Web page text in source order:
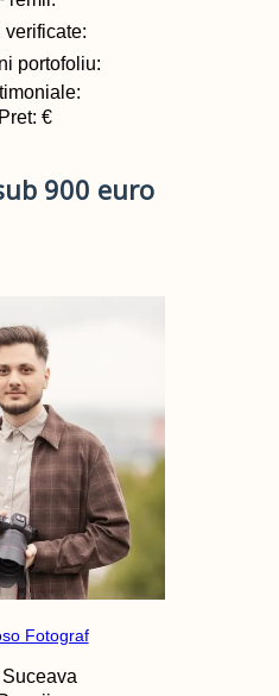
verificate:
portofoliu:
€
900 euro
Fotograf
Suceava